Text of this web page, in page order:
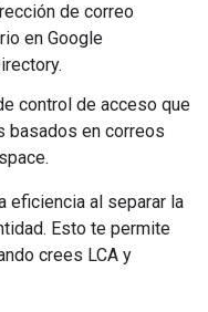
de correo
en Google
control de acceso que
basados en correos
eficiencia al separar la
Esto te permite
crees LCA y